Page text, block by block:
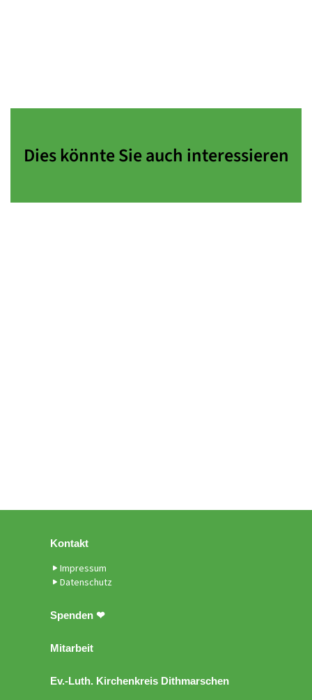
Dies könnte Sie auch interessieren
Kontakt
Impressum
Datenschutz
Spenden ❤
Mitarbeit
Ev.-Luth. Kirchenkreis Dithmarschen